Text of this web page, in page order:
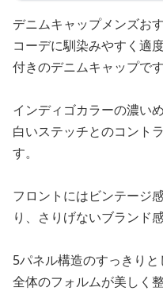
デニムキャップメンズお
コーデに馴染みやすく適
付きのデニムキャップです
インディゴカラーの濃い
白いステッチとのコント
す。
フロントにはビンテージ
り、さりげないブランド
5パネル構造のすっきり
全体のフォルムが美しく